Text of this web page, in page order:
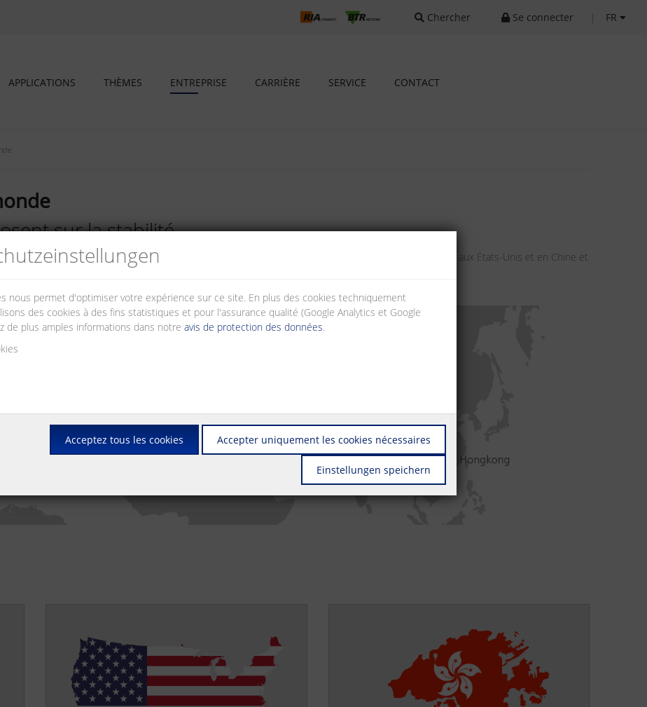
Chercher Se connecter FR
APPLICATIONS THÈMES ENTREPRISE CARRIÈRE SERVICE CONTACT
sur la stabilité
le groupe possède des sites de production et de vente en Suisse, en Hongrie, en France, en Autriche, aux États-Unis et en Chine et
26 pays.
nous permet d'optimiser votre expérience sur ce site. En plus des cookies techniquement
des cookies à des fins statistiques et pour l'assurance qualité (Google Analytics et Google
de plus amples informations dans notre avis de protection des données.
Acceptez tous les cookies Accepter uniquement les cookies nécessaires
Einstellungen speichern